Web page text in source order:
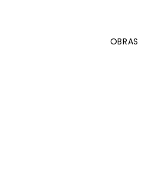
OBRAS